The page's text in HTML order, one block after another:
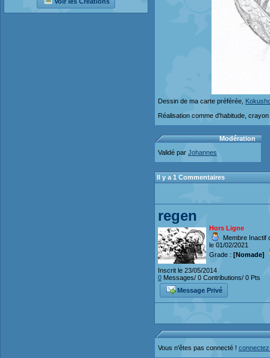
Dessin de ma carte préférée,
Réalisation comme d'habitude,
Modération
Validé par Johannes
Il y a 1 Commentaires
regen
Hors Ligne
Membre Inactif
le 01/02/2021
Grade : [Nomade]
Inscrit le 23/05/2014
0 Messages/ 0 Contributions/ 0 Pts
Message Privé
Vous n'êtes pas connecté !